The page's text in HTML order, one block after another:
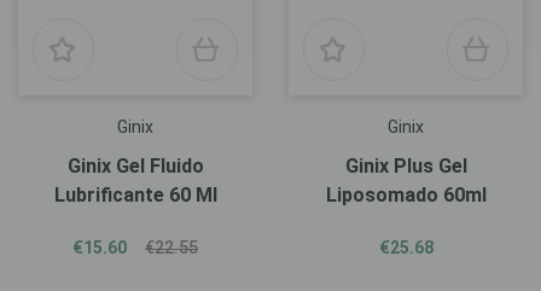
Ginix
Ginix Gel Fluido
Lubrificante 60 Ml
€15.60 €22.55
Ginix
Ginix Plus Gel
Liposomado 60ml
€25.68